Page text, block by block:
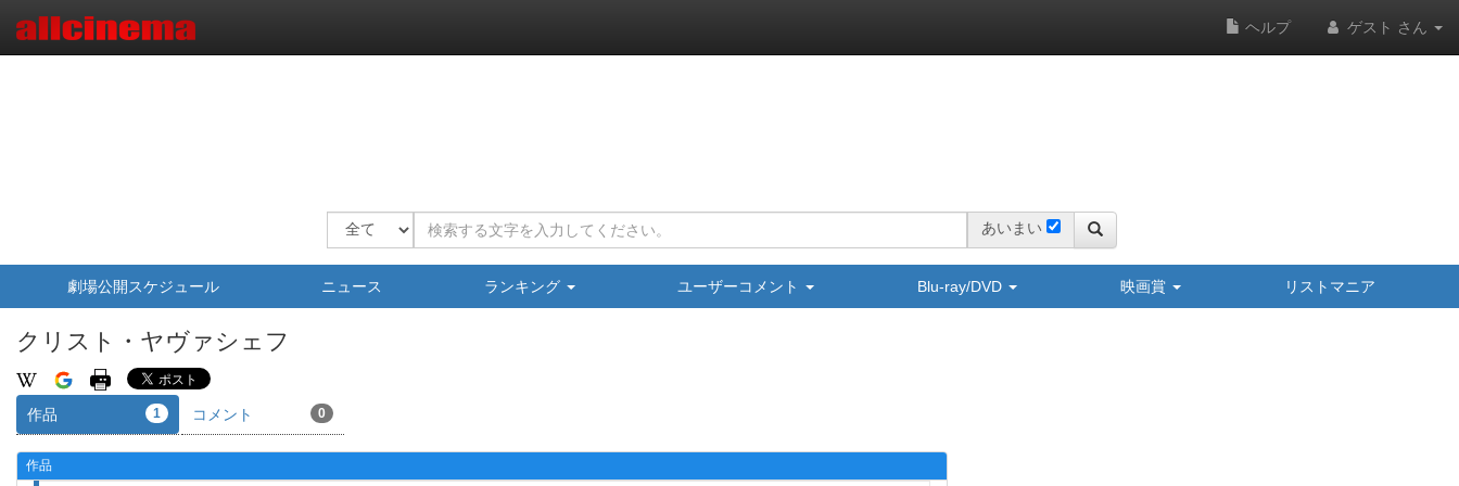
ヘルプ ゲスト さん
あいまい
劇場公開スケジュール ニュース ランキング ユーザーコメント Blu-ray/DVD 映画賞 リストマニア
クリスト・ヤヴァシェフ
作品 1 コメント 0
作品